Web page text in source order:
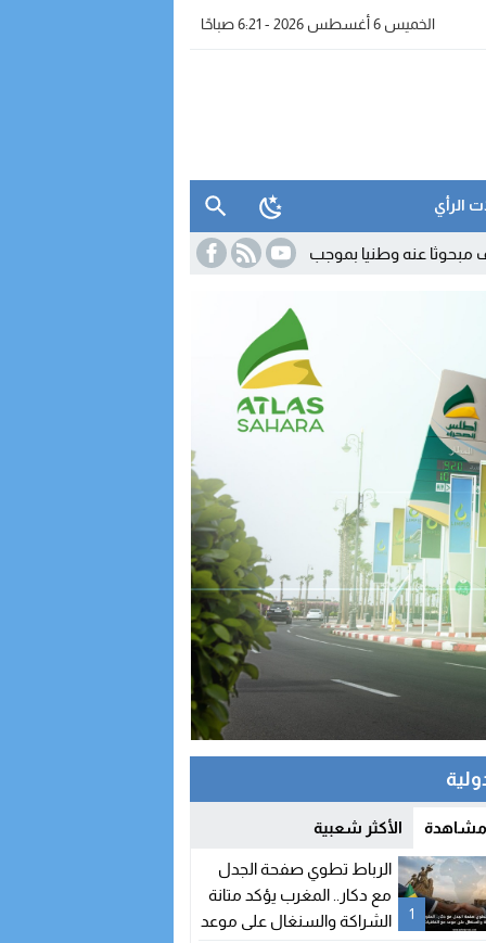
الخميس 6 أغسطس 2026 - 6:21 صباحًا
الرأي
بموجب سبع مذكرات بحث 16:42 الداخلة.. مواطن يفضح غياب صيدليات
مشاهدة الأكثر شعبية
1
الرباط تطوي صفحة الجدل
مع دكار.. المغرب يؤكد متانة
الشراكة والسنغال على موعد